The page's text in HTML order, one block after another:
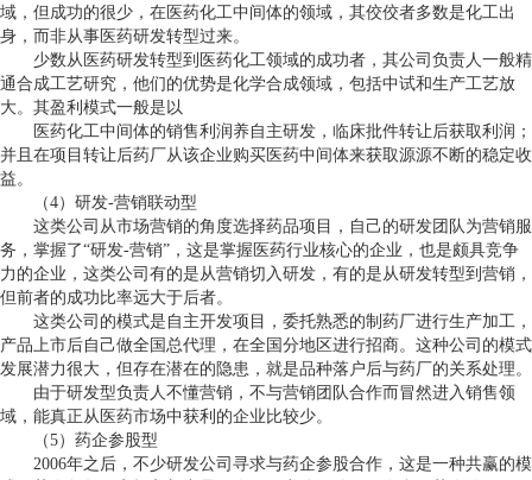
域，但成功的很少，在医药化工中间体的领域，其佼佼者多数是化工出
身，而非从事医药研发转型过来。
少数从医药研发转型到医药化工领域的成功者，其公司负责人一般精
通合成工艺研究，他们的优势是化学合成领域，包括中试和生产工艺放
大。其盈利模式一般是以
医药化工中间体的销售利润养自主研发，临床批件转让后获取利润；
并且在项目转让后药厂从该企业购买医药中间体来获取源源不断的稳定收
益。
（4）研发-营销联动型
这类公司从市场营销的角度选择药品项目，自己的研发团队为营销服
务，掌握了“研发-营销”，这是掌握医药行业核心的企业，也是颇具竞争
力的企业，这类公司有的是从营销切入研发，有的是从研发转型到营销，
但前者的成功比率远大于后者。
这类公司的模式是自主开发项目，委托熟悉的制药厂进行生产加工，
产品上市后自己做全国总代理，在全国分地区进行招商。这种公司的模式
发展潜力很大，但存在潜在的隐患，就是品种落户后与药厂的关系处理。
由于研发型负责人不懂营销，不与营销团队合作而冒然进入销售领
域，能真正从医药市场中获利的企业比较少。
（5）药企参股型
2006年之后，不少研发公司寻求与药企参股合作，这是一种共赢的模